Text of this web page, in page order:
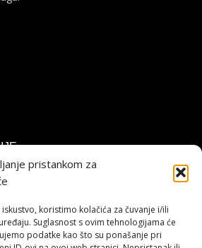
pristankom za
koristimo kolačića za čuvanje i/ili
Suglasnost s ovim tehnologijama će
podatke kao što su ponašanje pri
sporova